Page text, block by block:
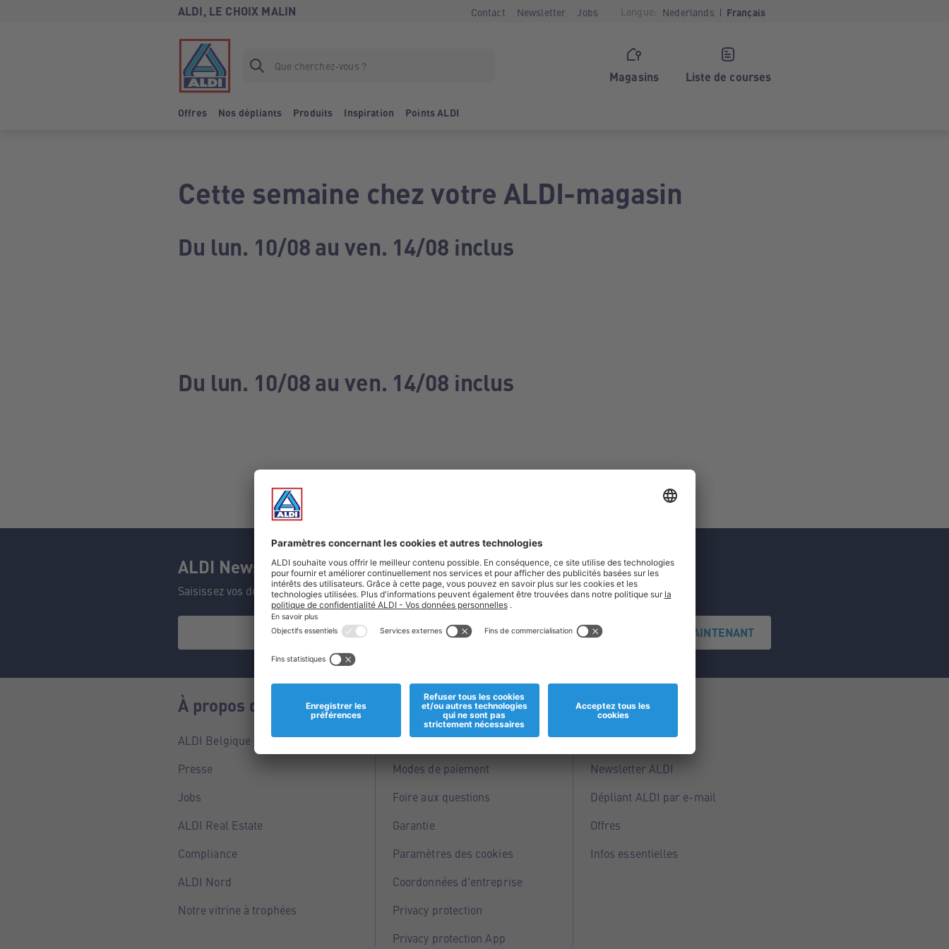
ALDI, LE CHOIX MALIN Contact Newsletter Jobs Langue: Nederlands Français
Magasins Liste de courses
Offres Nos dépliants Produits Inspiration Points ALDI
Cette semaine chez votre ALDI-magasin
Du lun. 10/08 au ven. 14/08 inclus
Du lun. 10/08 au ven. 14/08 inclus
ALDI Newsletter
Saisissez vos données et ne manquez aucune de nos offres.
S'INSCRIRE MAINTENANT
À propos de nous
ALDI Belgique
Presse
Jobs
ALDI Real Estate
Compliance
ALDI Nord
Notre vitrine à trophées
Informations
Magasins
Modes de paiement
Foire aux questions
Garantie
Paramètres des cookies
Coordonnées d'entreprise
Privacy protection
Privacy protection App
Service
Points ALDI
Newsletter ALDI
Dépliant ALDI par e-mail
Offres
Infos essentielles